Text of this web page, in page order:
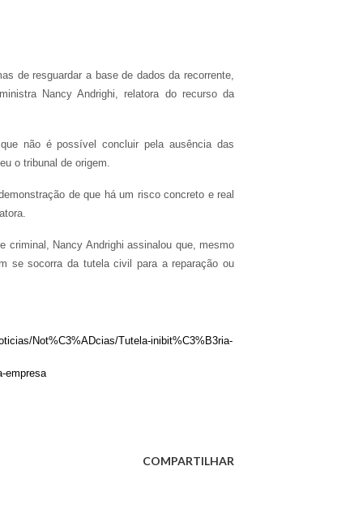
de resguardar a base de dados da recorrente,
Nancy Andrighi, relatora do recurso da
não é possível concluir pela ausência das
o tribunal de origem.
de que há um risco concreto e real
criminal, Nancy Andrighi assinalou que, mesmo
se socorra da tutela civil para a reparação ou
Not%C3%ADcias/Tutela-inibit%C3%B3ria-
empresa
COMPARTILHAR